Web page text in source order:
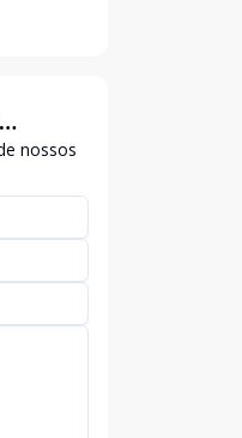
nossos